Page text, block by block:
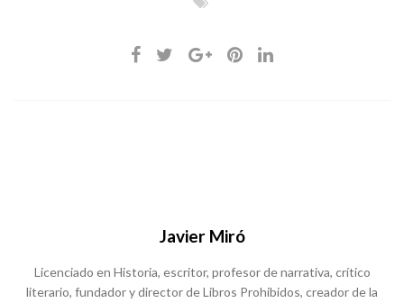
Javier Miró
Licenciado en Historia, escritor, profesor de narrativa, crítico
literario, fundador y director de Libros Prohibidos, creador de la